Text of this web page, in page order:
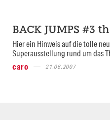
BACK JUMPS #3
Hier ein Hinweis auf die tolle
Superausstellung rund um das
caro
21.06.2007